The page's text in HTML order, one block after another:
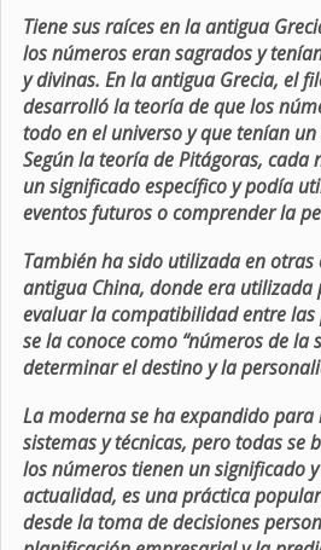
Tiene sus raíces en la antigua
los números eran sagrados y
y divinas. En la antigua Grecia, el
desarrolló la teoría de que los
todo en el universo y que tenían
Según la teoría de Pitágoras,
un significado específico y podía
eventos futuros o comprender la
También ha sido utilizada en
antigua China, donde era utilizada
evaluar la compatibilidad entre las
se la conoce como “números de la
determinar el destino y la
La moderna se ha expandido
sistemas y técnicas, pero todas se
los números tienen un significado
actualidad, es una práctica
desde la toma de decisiones